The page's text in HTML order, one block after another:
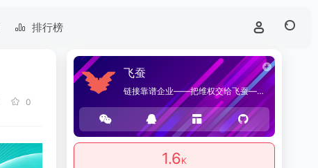
排行榜
0
飞蚕
链接靠谱企业——把维权交给飞蚕——海桑贸易官方网站，提供优质企业导航和商品导购服务。
1.6K